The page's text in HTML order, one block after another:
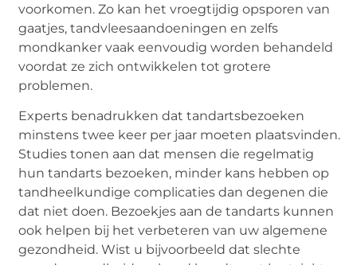
voorkomen. Zo kan het vroegtijdig opsporen van
gaatjes, tandvleesaandoeningen en zelfs
mondkanker vaak eenvoudig worden behandeld
voordat ze zich ontwikkelen tot grotere
problemen.
Experts benadrukken dat tandartsbezoeken
minstens twee keer per jaar moeten plaatsvinden.
Studies tonen aan dat mensen die regelmatig
hun tandarts bezoeken, minder kans hebben op
tandheelkundige complicaties dan degenen die
dat niet doen. Bezoekjes aan de tandarts kunnen
ook helpen bij het verbeteren van uw algemene
gezondheid. Wist u bijvoorbeeld dat slechte